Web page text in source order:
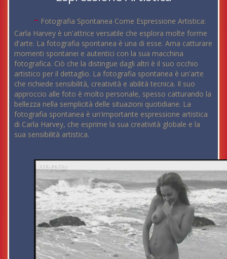
- Fotografia Spontanea Come Espressione Artistica:
Carla Harvey è un'attrice versatile che esplora molte forme
d'arte. La fotografia spontanea è una di esse. Ama catturare
momenti spontanei e autentici con la sua macchina
fotografica. Ciò che la distingue dagli altri è il suo occhio
artistico per il dettaglio. La fotografia spontanea è un'arte
che richiede sensibilità, creatività e abilità tecnica. Il suo
approccio alle foto è molto personale, spesso catturando la
bellezza nella semplicità delle situazioni quotidiane. La
fotografia spontanea è un'importante espressione artistica
di Carla Harvey, che esprime la sua creatività globale e la
sua sensibilità artistica.